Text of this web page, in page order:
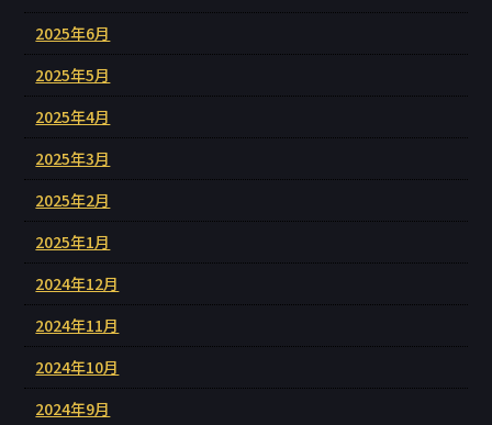
2025年6月
2025年5月
2025年4月
2025年3月
2025年2月
2025年1月
2024年12月
2024年11月
2024年10月
2024年9月